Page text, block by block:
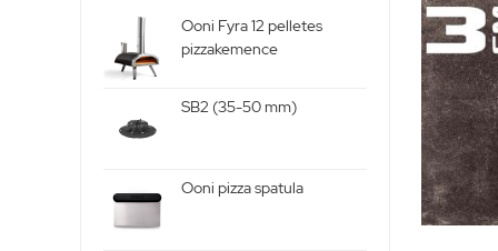
Ooni Fyra 12 pelletes
pizzakemence
SB2 (35-50 mm)
Ooni pizza spatula